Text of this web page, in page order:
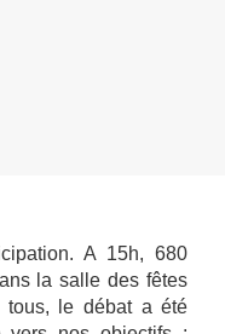
A 15h, 680
la salle des fêtes
le débat a été